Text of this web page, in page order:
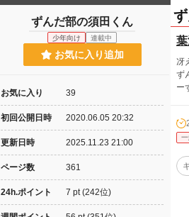
葉
冴
ず
ー
ずんだ部の須田くん
少年向け 連載中
お気に入り追加
お気に入り 39
初回公開日時 2020.06.05 20:32
更新日時 2025.11.23 21:00
ページ数 361
24h.ポイント 7 pt (242位)